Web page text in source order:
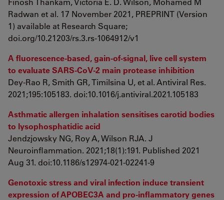
Radwan et al. 17 November 2021, PREPRINT (Version
1) available at Research Square;
doi.org/10.21203/rs.3.rs-1064912/v1
A fluorescence-based, gain-of-signal, live cell system
to evaluate SARS-CoV-2 main protease inhibition
Dey-Rao R, Smith GR, Timilsina U, et al. Antiviral Res.
2021;195:105183. doi:10.1016/j.antiviral.2021.105183
Asthmatic allergen inhalation sensitises carotid bodies
to lysophosphatidic acid
Jendzjowsky NG, Roy A, Wilson RJA. J
Neuroinflammation. 2021;18(1):191. Published 2021
Aug 31. doi:10.1186/s12974-021-02241-9
Genotoxic stress and viral infection induce transient
expression of APOBEC3A and pro-inflammatory genes